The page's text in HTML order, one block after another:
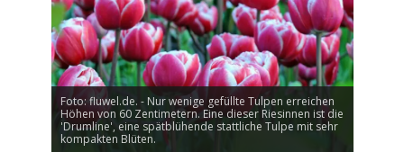
Foto: fluwel.de. - Nur wenige gefüllte Tulpen erreichen
Höhen von 60 Zentimetern. Eine dieser Riesinnen ist die
'Drumline', eine spätblühende stattliche Tulpe mit sehr
kompakten Blüten.